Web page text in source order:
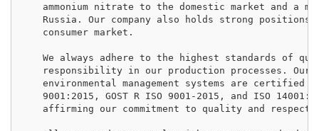
ammonium nitrate to the domestic market and a
Russia. Our company also holds strong positions
   consumer market.
We always adhere to the highest standards of
responsibility in our production processes. Our
environmental management systems are certified
9001:2015, GOST R ISO 9001-2015, and ISO
affirming our commitment to quality and respect